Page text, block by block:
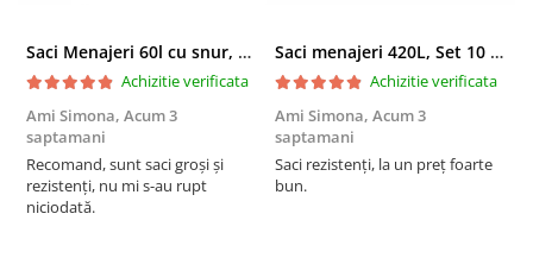
Saci Menajeri 60l cu snur, Roz, 10buc/rola
Achizitie verificata
Ami Simona, Acum 3
saptamani
Recomand, sunt saci groși și
rezistenți, nu mi s-au rupt
niciodată.
Saci menajeri 420L, Set 10 bucati
Achizitie verificata
Ami Simona, Acum 3
saptamani
Saci rezistenți, la un preț foarte
bun.